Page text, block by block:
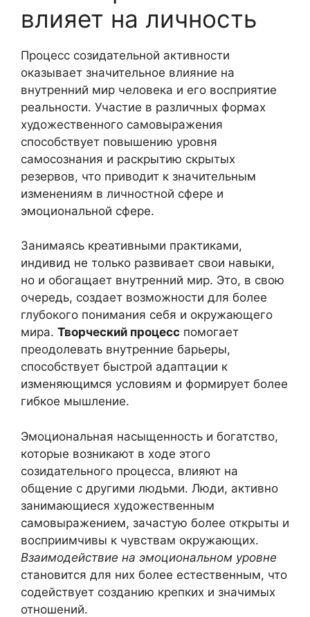
влияет на личность
Процесс созидательной активности
оказывает значительное влияние на
внутренний мир человека и его восприятие
реальности. Участие в различных формах
художественного самовыражения
способствует повышению уровня
самосознания и раскрытию скрытых
резервов, что приводит к значительным
изменениям в личностной сфере и
эмоциональной сфере.
Занимаясь креативными практиками,
индивид не только развивает свои навыки,
но и обогащает внутренний мир. Это, в свою
очередь, создает возможности для более
глубокого понимания себя и окружающего
мира. Творческий процесс помогает
преодолевать внутренние барьеры,
способствует быстрой адаптации к
изменяющимся условиям и формирует более
гибкое мышление.
Эмоциональная насыщенность и богатство,
которые возникают в ходе этого
созидательного процесса, влияют на
общение с другими людьми. Люди, активно
занимающиеся художественным
самовыражением, зачастую более открыты и
восприимчивы к чувствам окружающих.
Взаимодействие на эмоциональном уровне
становится для них более естественным, что
содействует созданию крепких и значимых
отношений.